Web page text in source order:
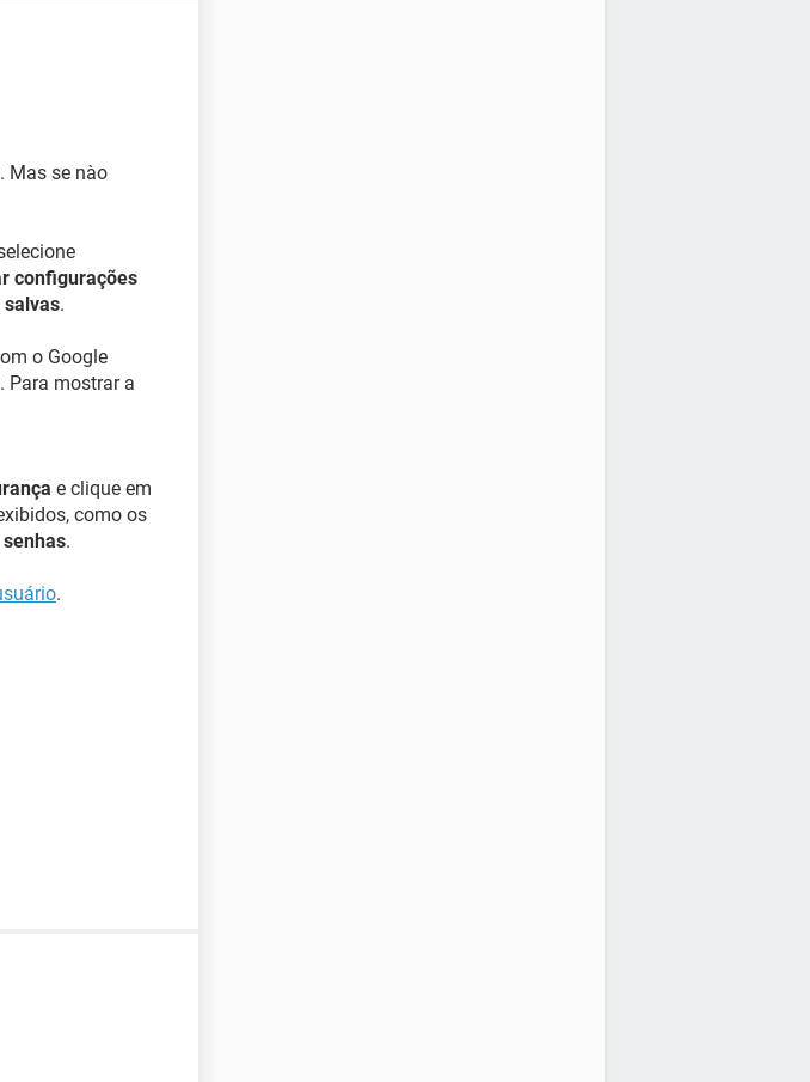
Mas se nào
configurações
salvas.
o Google
Para mostrar a
e clique em
como os
senhas.
.